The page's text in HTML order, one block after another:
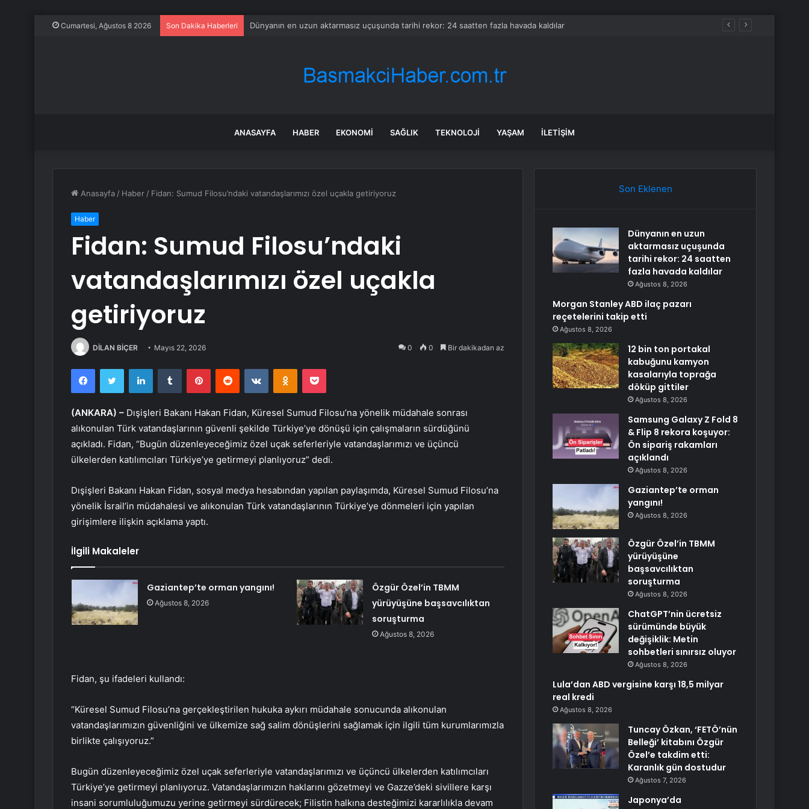
Cumartesi, Ağustos 8 2026 Son Dakika Haberleri Morgan Stanley ABD ilaç pazarı reçetelerini takip etti
ANASAYFA HABER EKONOMI SAĞLIK TEKNOLOJI YAŞAM İLETIŞIM
Anasayfa / Haber / Fidan: Sumud Filosu’ndaki vatandaşlarımızı özel uçakla getiriyoruz
Haber
Fidan: Sumud Filosu’ndaki
vatandaşlarımızı özel uçakla
getiriyoruz
DİLAN BİÇER Mayıs 22, 2026 0 0 Bir dakikadan az
FacebookTwitter LinkedInTumblr PinterestReddit VKontakteOdnoklassniki
Pocket
(ANKARA) – Dışişleri Bakanı Hakan Fidan, Küresel Sumud Filosu’na yönelik müdahale sonrası
alıkonulan Türk vatandaşlarının güvenli şekilde Türkiye’ye dönüşü için çalışmaların sürdüğünü
açıkladı. Fidan, “Bugün düzenleyeceğimiz özel uçak seferleriyle vatandaşlarımızı ve üçüncü
ülkelerden katılımcıları Türkiye’ye getirmeyi planlıyoruz” dedi.
Dışişleri Bakanı Hakan Fidan, sosyal medya hesabından yapılan paylaşımda, Küresel Sumud Filosu’na
yönelik İsrail’in müdahalesi ve alıkonulan Türk vatandaşlarının Türkiye’ye dönmeleri için yapılan
girişimlere ilişkin açıklama yaptı.
İlgili Makaleler
Gaziantep’te orman yangını!
Ağustos 8, 2026
Özgür Özel’in TBMM
yürüyüşüne başsavcılıktan
soruşturma
Ağustos 8, 2026
Fidan, şu ifadeleri kullandı:
“Küresel Sumud Filosu’na gerçekleştirilen hukuka aykırı müdahale sonucunda alıkonulan
vatandaşlarımızın güvenliğini ve ülkemize sağ salim dönüşlerini sağlamak için ilgili tüm kurumlarımızla
birlikte çalışıyoruz.”
Bugün düzenleyeceğimiz özel uçak seferleriyle vatandaşlarımızı ve üçüncü ülkelerden katılımcıları
Türkiye’ye getirmeyi planlıyoruz. Vatandaşlarımızın haklarını gözetmeyi ve Gazze’deki sivillere karşı
insani sorumluluğumuzu yerine getirmeyi sürdürecek; Filistin halkına desteğimizi kararlılıkla devam
Son Eklenen
Dünyanın en uzun
aktarmasız uçuşunda
tarihi rekor: 24 saatten
fazla havada kaldılar
Ağustos 8, 2026
Morgan Stanley ABD ilaç pazarı
reçetelerini takip etti
Ağustos 8, 2026
12 bin ton portakal
kabuğunu kamyon
kasalarıyla toprağa
döküp gittiler
Ağustos 8, 2026
Samsung Galaxy Z Fold 8
& Flip 8 rekora koşuyor:
Ön sipariş rakamları
açıklandı
Ağustos 8, 2026
Gaziantep’te orman
yangını!
Ağustos 8, 2026
Özgür Özel’in TBMM
yürüyüşüne
başsavcılıktan
soruşturma
Ağustos 8, 2026
ChatGPT’nin ücretsiz
sürümünde büyük
değişiklik: Metin
sohbetleri sınırsız oluyor
Ağustos 8, 2026
Lula’dan ABD vergisine karşı 18,5 milyar
real kredi
Ağustos 8, 2026
Tuncay Özkan, ‘FETÖ’nün
Belleği’ kitabını Özgür
Özel’e takdim etti:
Karanlık gün dostudur
Ağustos 7, 2026
Japonya’da